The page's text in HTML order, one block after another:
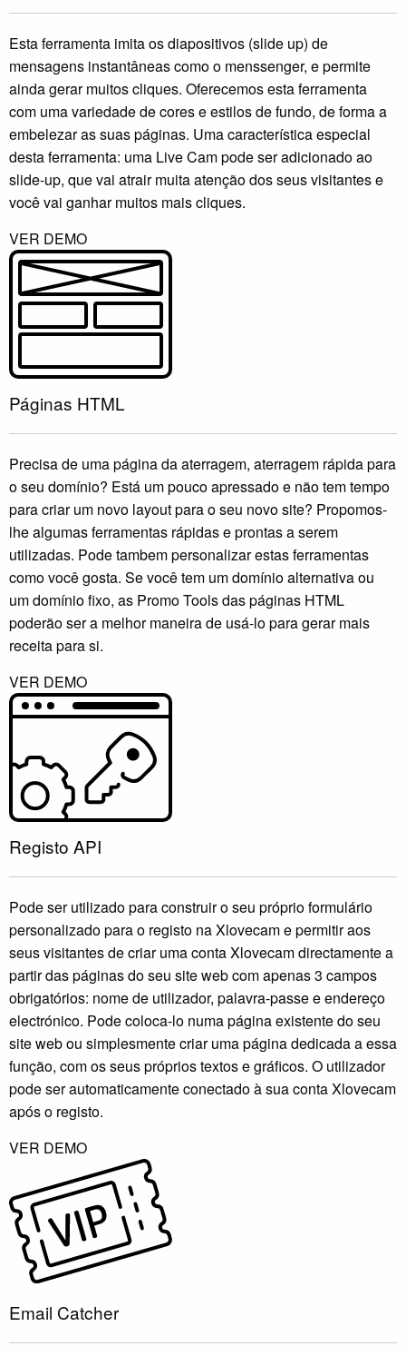
Esta ferramenta imita os diapositivos (slide up) de
mensagens instantâneas como o menssenger, e permite
ainda gerar muitos cliques. Oferecemos esta ferramenta
com uma variedade de cores e estilos de fundo, de forma a
embelezar as suas páginas. Uma característica especial
desta ferramenta: uma Live Cam pode ser adicionado ao
slide-up, que vai atrair muita atenção dos seus visitantes e
você vai ganhar muitos mais cliques.
VER DEMO
Páginas HTML
Precisa de uma página da aterragem, aterragem rápida para
o seu domínio? Está um pouco apressado e não tem tempo
para criar um novo layout para o seu novo site? Propomos-
lhe algumas ferramentas rápidas e prontas a serem
utilizadas. Pode tambem personalizar estas ferramentas
como você gosta. Se você tem um domínio alternativa ou
um domínio fixo, as Promo Tools das páginas HTML
poderão ser a melhor maneira de usá-lo para gerar mais
receita para si.
VER DEMO
Registo API
Pode ser utilizado para construir o seu próprio formulário
personalizado para o registo na Xlovecam e permitir aos
seus visitantes de criar uma conta Xlovecam directamente a
partir das páginas do seu site web com apenas 3 campos
obrigatórios: nome de utilizador, palavra-passe e endereço
electrónico. Pode coloca-lo numa página existente do seu
site web ou simplesmente criar uma página dedicada a essa
função, com os seus próprios textos e gráficos. O utilizador
pode ser automaticamente conectado à sua conta Xlovecam
após o registo.
VER DEMO
Email Catcher